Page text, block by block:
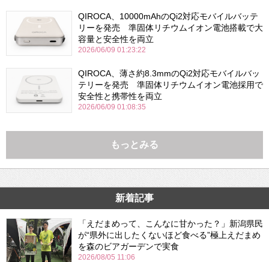
QIROCA、10000mAhのQi2対応モバイルバッテ
リーを発売 準固体リチウムイオン電池搭載で大
容量と安全性を両立
2026/06/09 01:23:22
QIROCA、薄さ約8.3mmのQi2対応モバイルバッ
テリーを発売 準固体リチウムイオン電池採用で
安全性と携帯性を両立
2026/06/09 01:08:35
もっとみる
新着記事
「えだまめって、こんなに甘かった？」新潟県民
が“県外に出したくないほど食べる”極上えだまめ
を森のビアガーデンで実食
2026/08/05 11:06